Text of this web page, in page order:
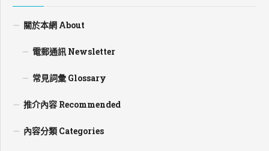
關於本網 About
電郵通訊 Newsletter
常見詞彙 Glossary
推介內容 Recommended
內容分類 Categories